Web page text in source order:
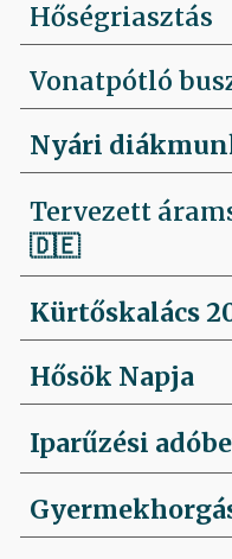
Hőségriasztás
Vonatpótló
Nyári
Tervezett
🇩🇪
Kürtőskalács
Hősök Napja
Iparűzési